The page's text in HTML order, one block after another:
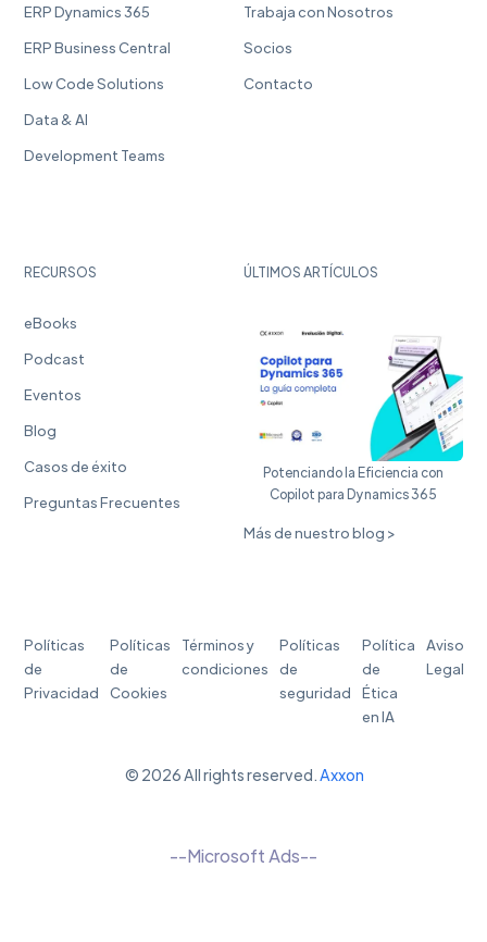
ERP Dynamics 365
ERP Business Central
Low Code Solutions
Data & AI
Development Teams
Trabaja con Nosotros
Socios
Contacto
RECURSOS
eBooks
Podcast
Eventos
Blog
Casos de éxito
Preguntas Frecuentes
ÚLTIMOS ARTÍCULOS
Potenciando la Eficiencia con
Copilot para Dynamics 365
Más de nuestro blog >
Políticas
de
Privacidad
Políticas
de
Cookies
Términos y
condiciones
Políticas
de
seguridad
Política
de
Ética
en IA
Aviso
Legal
© 2026 All rights reserved.Axxon
--Microsoft Ads--